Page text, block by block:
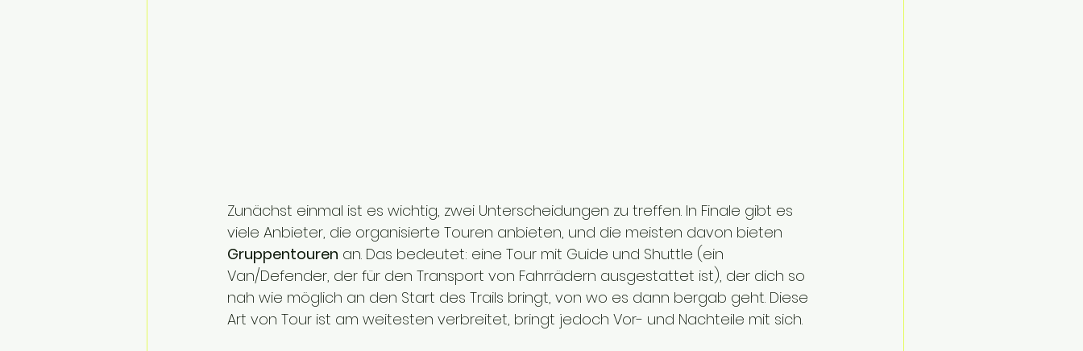
Zunächst einmal ist es wichtig, zwei Unterscheidungen zu treffen. In Finale gibt es
viele Anbieter, die organisierte Touren anbieten, und die meisten davon bieten
Gruppentouren an. Das bedeutet: eine Tour mit Guide und Shuttle (ein
Van/Defender, der für den Transport von Fahrrädern ausgestattet ist), der dich so
nah wie möglich an den Start des Trails bringt, von wo es dann bergab geht. Diese
Art von Tour ist am weitesten verbreitet, bringt jedoch Vor- und Nachteile mit sich.